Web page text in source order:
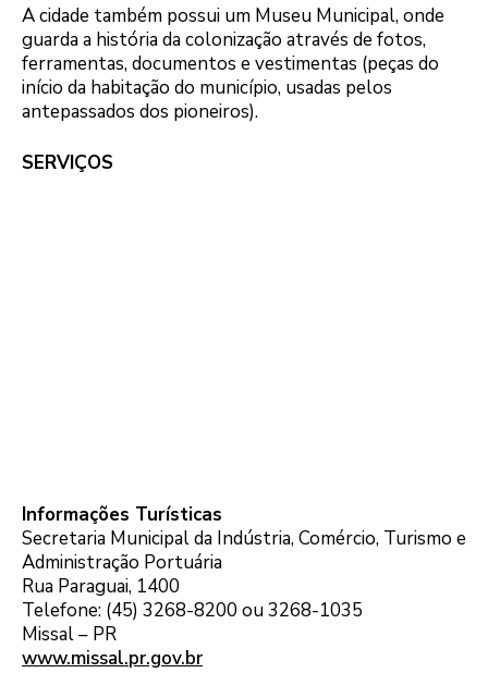
A cidade também possui um Museu Municipal, onde
guarda a história da colonização através de fotos,
ferramentas, documentos e vestimentas (peças do
início da habitação do município, usadas pelos
antepassados dos pioneiros).
SERVIÇOS
Informações Turísticas
Secretaria Municipal da Indústria, Comércio, Turismo e
Administração Portuária
Rua Paraguai, 1400
Telefone: (45) 3268-8200 ou 3268-1035
Missal – PR
www.missal.pr.gov.br